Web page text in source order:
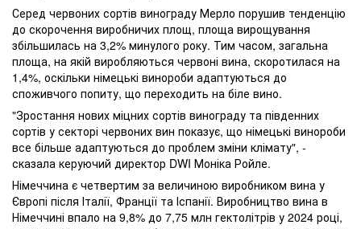
Серед червоних сортів винограду Мерло порушив тенденцію
до скорочення виробничих площ, площа вирощування
збільшилась на 3,2% минулого року. Тим часом, загальна
площа, на якій виробляються червоні вина, скоротилася на
1,4%, оскільки німецькі винороби адаптуються до
споживчого попиту, що переходить на біле вино.
"Зростання нових міцних сортів винограду та південних
сортів у секторі червоних вин показує, що німецькі винороби
все більше адаптуються до проблем зміни клімату", -
сказала керуючий директор DWI Моніка Ройле.
Німеччина є четвертим за величиною виробником вина у
Європі після Італії, Франції та Іспанії. Виробництво вина в
Німеччині впало на 9,8% до 7,75 млн гектолітрів у 2024 році,